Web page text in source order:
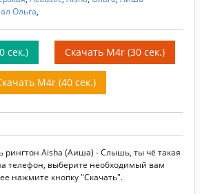
Ольга,
сек.) Скачать M4r (30 сек.)
M4r (40 сек.)
рингтон Aisha (Аиша) - Слышь, ты чё такая
телефон, выберите необходимый вам
нажмите кнопку "Скачать".